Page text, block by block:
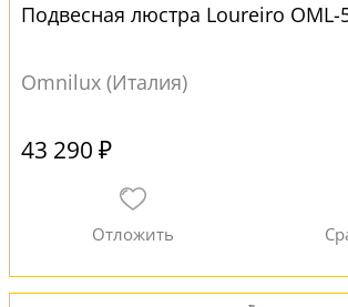
Подвесная люстра Loureiro OML-
Omnilux (Италия)
43 290 ₽